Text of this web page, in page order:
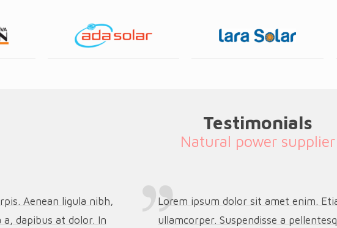
Testimonials
Natural power supplier
Aenean ligula nibh,
dapibus at dolor. In
Lorem ipsum dolor sit amet enim.
ullamcorper. Suspendisse a